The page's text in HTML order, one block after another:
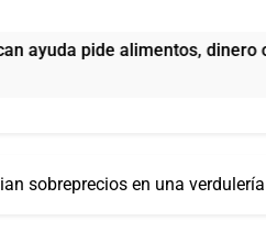
alimentos, dinero o trabajo
sobreprecios en una